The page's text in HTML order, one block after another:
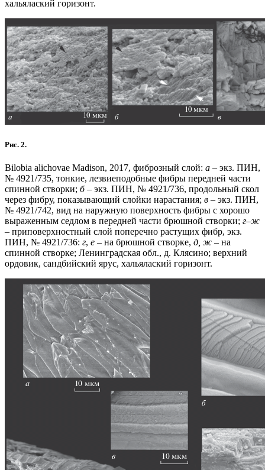
хальялаский горизонт.
Рис. 2.
Bilobia alichovae Madison, 2017, фиброзный слой: а – экз. ПИН,
№ 4921/735, тонкие, лезвиеподобные фибры передней части
спинной створки; б– экз. ПИН, № 4921/736, продольный скол
через фибру, показывающий слойки нарастания; в – экз. ПИН,
№ 4921/742, вид на наружную поверхность фибры с хорошо
выраженным седлом в передней части брюшной створки; г–ж
– приповерхностный слой поперечно растущих фибр, экз.
ПИН, № 4921/736: г, е – на брюшной створке, д, ж – на
спинной створке; Ленинградская обл., д. Клясино; верхний
ордовик, сандбийский ярус, хальялаский горизонт.